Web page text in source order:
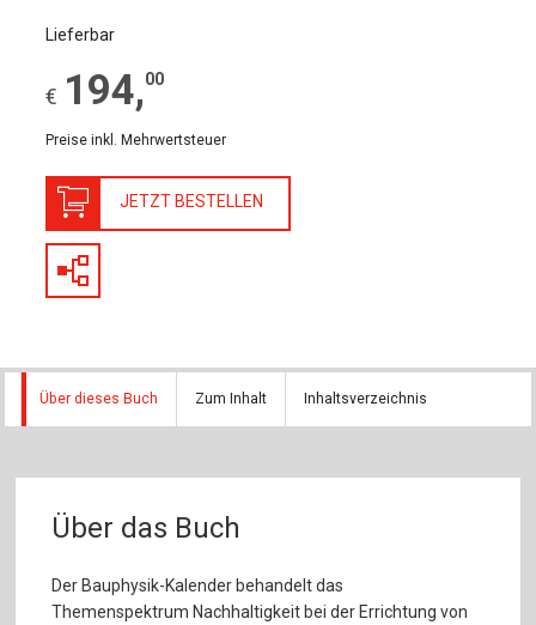
Lieferbar
€ 194,00
Preise inkl. Mehrwertsteuer
JETZT BESTELLEN
Über dieses Buch Zum Inhalt Inhaltsverzeichnis
Über das Buch
Der Bauphysik-Kalender behandelt das
Themenspektrum Nachhaltigkeit bei der Errichtung von